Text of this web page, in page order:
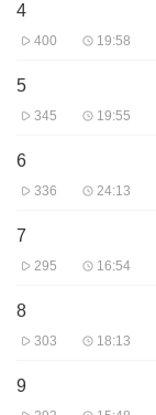
4
400 19:58
5
345 19:55
6
336 24:13
7
295 16:54
8
303 18:13
9